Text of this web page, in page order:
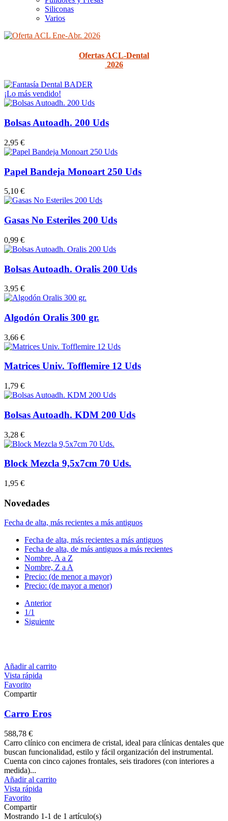
Siliconas
Varios
Ofertas ACL-Dental
2026
¡Lo más vendido!
Bolsas Autoadh. 200 Uds
2,95 €
Papel Bandeja Monoart 250 Uds
5,10 €
Gasas No Esteriles 200 Uds
0,99 €
Bolsas Autoadh. Oralis 200 Uds
3,95 €
Algodón Oralis 300 gr.
3,66 €
Matrices Univ. Tofflemire 12 Uds
1,79 €
Bolsas Autoadh. KDM 200 Uds
3,28 €
Block Mezcla 9,5x7cm 70 Uds.
1,95 €
Novedades
Fecha de alta, más recientes a más antiguos
Fecha de alta, más recientes a más antiguos
Fecha de alta, de más antiguos a más recientes
Nombre, A a Z
Nombre, Z a A
Precio: (de menor a mayor)
Precio: (de mayor a menor)
Anterior
1/1
Siguiente
Añadir al carrito
Vista rápida
Favorito
Compartir
Carro Eros
588,78 €
Carro clínico con encimera de cristal, ideal para clínicas dentales que
buscan funcionalidad, estilo y fácil organización del instrumental.
Cuenta con cinco cajones frontales, seis tiradores (con interiores a
medida)...
Añadir al carrito
Vista rápida
Favorito
Compartir
Mostrando 1-1 de 1 artículo(s)